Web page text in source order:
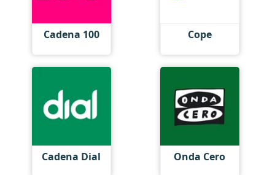
Cadena 100 Cope
Cadena Dial Onda Cero